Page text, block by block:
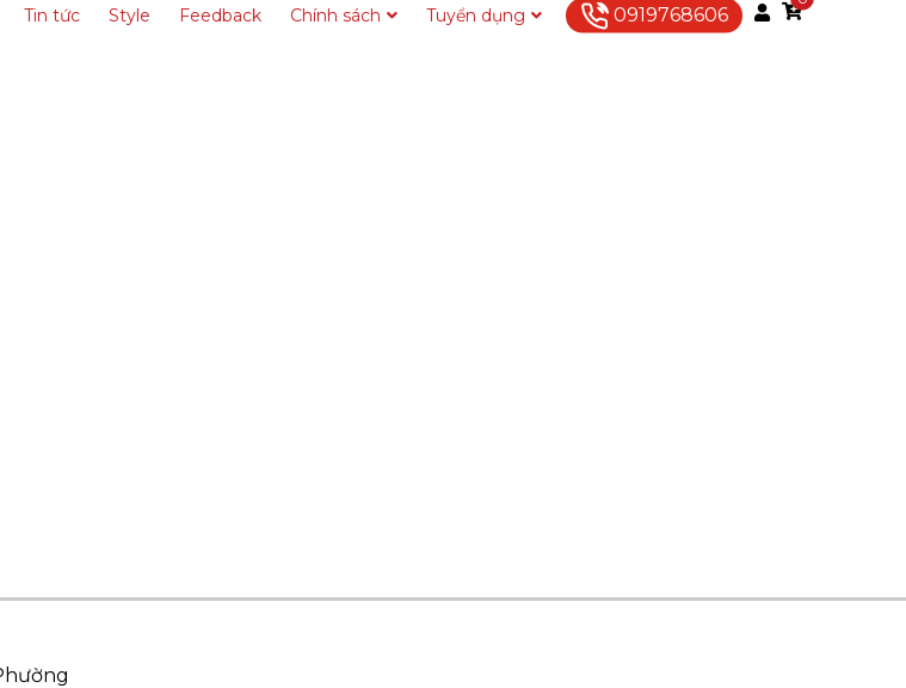
Tin tức Style Feedback Chính sách Tuyển dụng Liên hệ0919768606